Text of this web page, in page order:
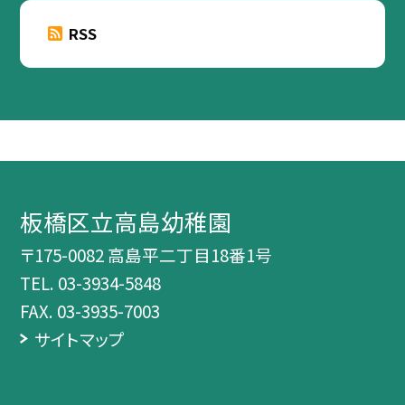
RSS
板橋区立高島幼稚園
〒175-0082 高島平二丁目18番1号
TEL. 03-3934-5848
FAX. 03-3935-7003
サイトマップ